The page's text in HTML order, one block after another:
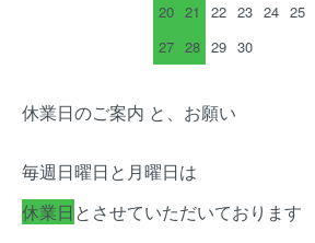
20 21 22 23 24 25
27 28 29 30
休業日のご案内 と、お願い
毎週日曜日と月曜日は
休業日 とさせていただいております